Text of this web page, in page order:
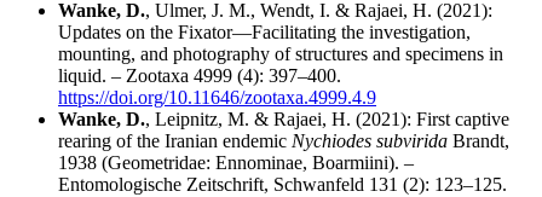
Wanke, D., Ulmer, J. M., Wendt, I. & Rajaei, H. (2021):
Updates on the Fixator—Facilitating the investigation,
mounting, and photography of structures and specimens in
liquid. – Zootaxa 4999 (4): 397–400.
https://doi.org/10.11646/zootaxa.4999.4.9
Wanke, D., Leipnitz, M. & Rajaei, H. (2021): First captive
rearing of the Iranian endemic Nychiodes subvirida Brandt,
1938 (Geometridae: Ennominae, Boarmiini). –
Entomologische Zeitschrift, Schwanfeld 131 (2): 123–125.